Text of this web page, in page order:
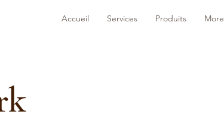
Accueil Services Produits More